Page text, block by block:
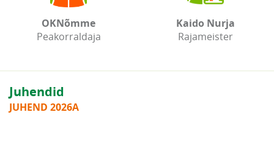
OKNõmme
Peakorraldaja
Kaido Nurja
Rajameister
Juhendid
JUHEND 2026A